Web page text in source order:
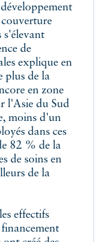
couverture
s'élevant
de
explique en
plus de la
en zone
l'Asie du Sud
moins d'un
dans ces
82 % de la
de soins en
de la
effectifs
financement